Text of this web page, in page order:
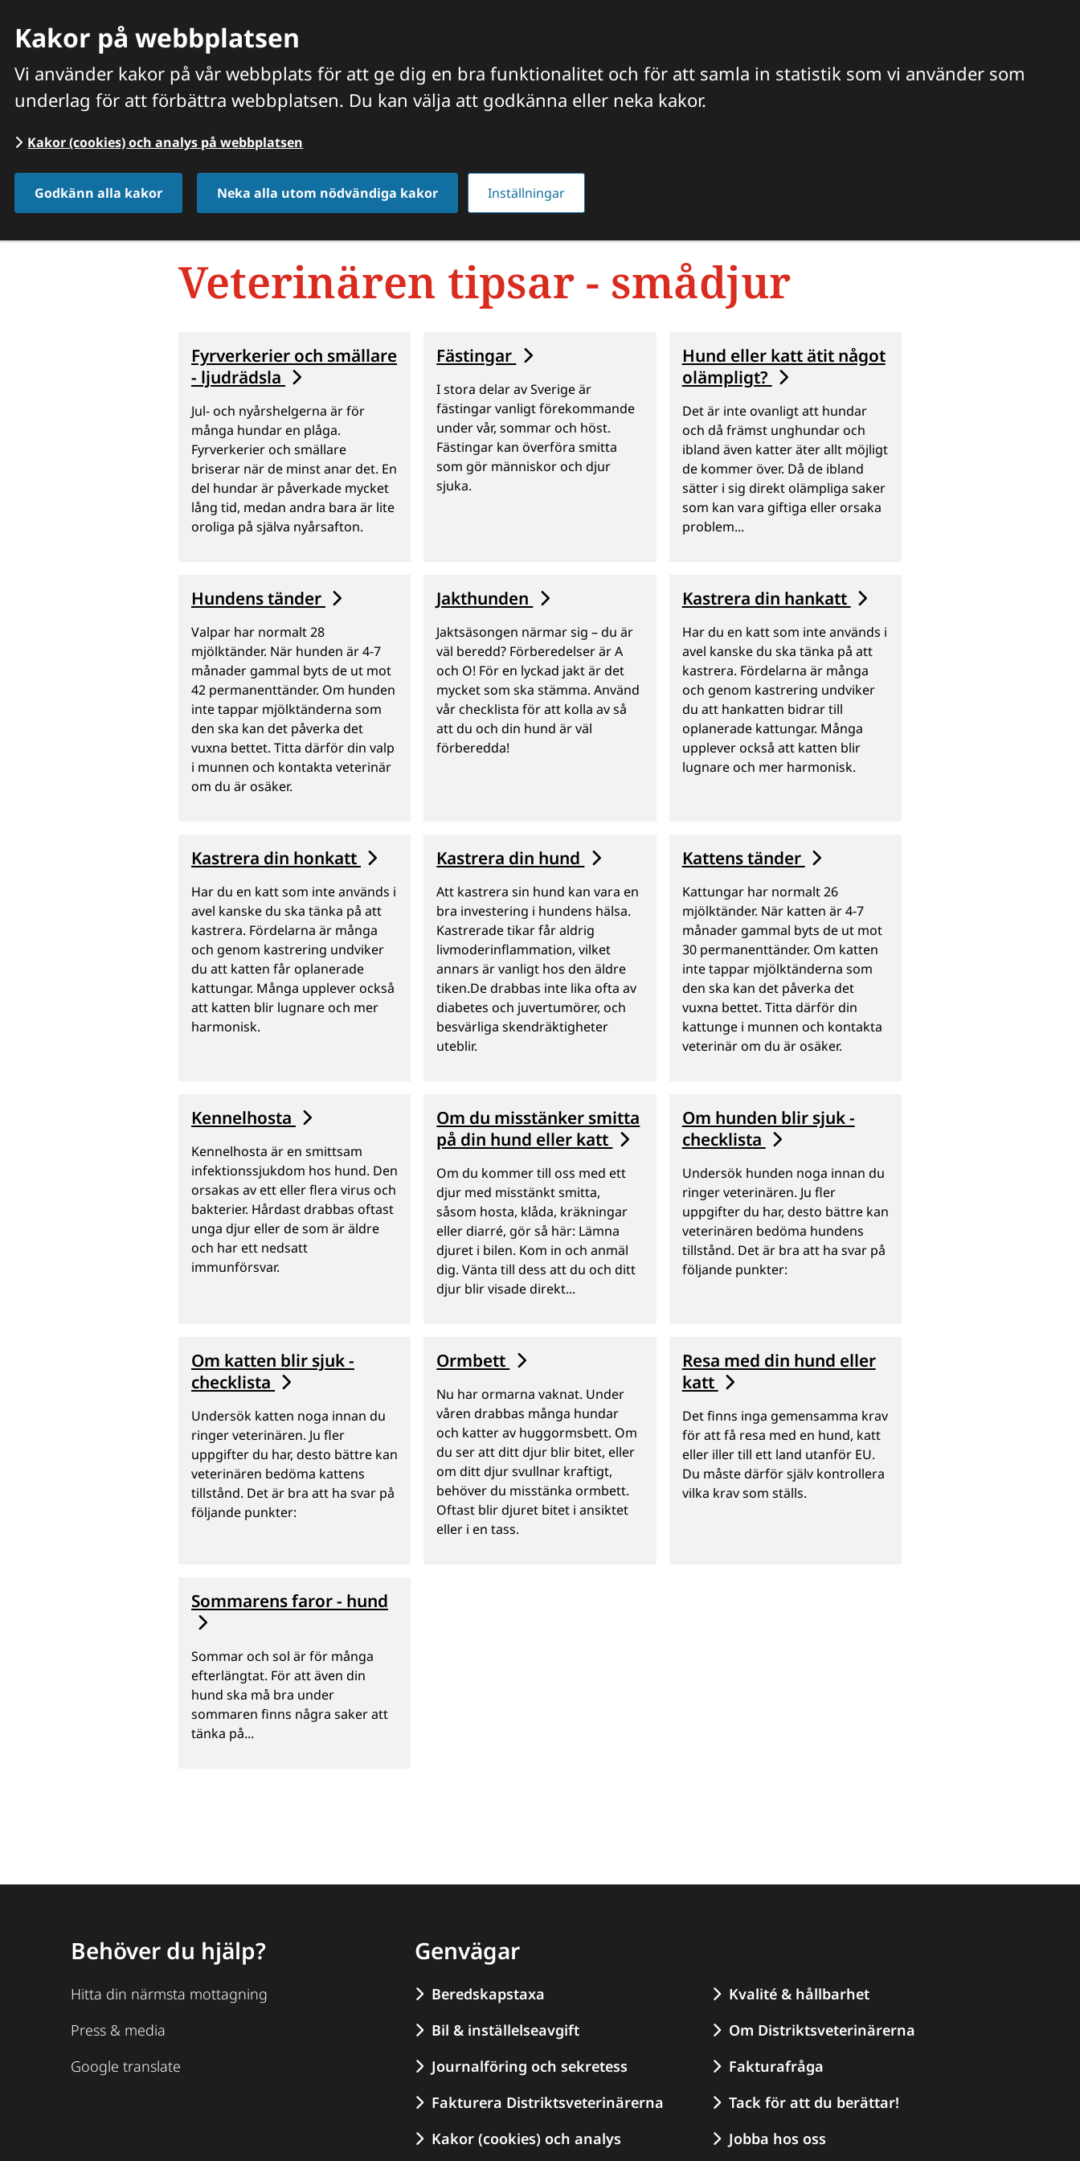
Kakor på webbplatsen
Vi använder kakor på vår webbplats för att ge dig en bra funktionalitet och för att samla in statistik som vi använder som
underlag för att förbättra webbplatsen. Du kan välja att godkänna eller neka kakor.
Kakor (cookies) och analys på webbplatsen
Godkänn alla kakor Neka alla utom nödvändiga kakor Inställningar
Hitta veterinär
HITTA VETERINÄR VÅRA PRISER OCH TJÄNSTER OFFICIELLA INTYG VETERINÄREN TIPSAR
Veterinären tipsar
Veterinären tipsar - smådjur
Landningsmeny
Fyrverkerier och smällare
- ljudrädsla
Jul- och nyårshelgerna är för
många hundar en plåga.
Fyrverkerier och smällare
briserar när de minst anar det. En
del hundar är påverkade mycket
lång tid, medan andra bara är lite
oroliga på själva nyårsafton.
Fästingar
I stora delar av Sverige är
fästingar vanligt förekommande
under vår, sommar och höst.
Fästingar kan överföra smitta
som gör människor och djur
sjuka.
Hund eller katt ätit något
olämpligt?
Det är inte ovanligt att hundar
och då främst unghundar och
ibland även katter äter allt möjligt
de kommer över. Då de ibland
sätter i sig direkt olämpliga saker
som kan vara giftiga eller orsaka
problem...
Hundens tänder
Valpar har normalt 28
mjölktänder. När hunden är 4-7
månader gammal byts de ut mot
42 permanenttänder. Om hunden
inte tappar mjölktänderna som
den ska kan det påverka det
vuxna bettet. Titta därför din valp
i munnen och kontakta veterinär
om du är osäker.
Jakthunden
Jaktsäsongen närmar sig – du är
väl beredd? Förberedelser är A
och O! För en lyckad jakt är det
mycket som ska stämma. Använd
vår checklista för att kolla av så
att du och din hund är väl
förberedda!
Kastrera din hankatt
Har du en katt som inte används i
avel kanske du ska tänka på att
kastrera. Fördelarna är många
och genom kastrering undviker
du att hankatten bidrar till
oplanerade kattungar. Många
upplever också att katten blir
lugnare och mer harmonisk.
Kastrera din honkatt
Har du en katt som inte används i
avel kanske du ska tänka på att
kastrera. Fördelarna är många
och genom kastrering undviker
du att katten får oplanerade
kattungar. Många upplever också
att katten blir lugnare och mer
harmonisk.
Kastrera din hund
Att kastrera sin hund kan vara en
bra investering i hundens hälsa.
Kastrerade tikar får aldrig
livmoderinflammation, vilket
annars är vanligt hos den äldre
tiken.De drabbas inte lika ofta av
diabetes och juvertumörer, och
besvärliga skendräktigheter
uteblir.
Kattens tänder
Kattungar har normalt 26
mjölktänder. När katten är 4-7
månader gammal byts de ut mot
30 permanenttänder. Om katten
inte tappar mjölktänderna som
den ska kan det påverka det
vuxna bettet. Titta därför din
kattunge i munnen och kontakta
veterinär om du är osäker.
Kennelhosta
Kennelhosta är en smittsam
infektionssjukdom hos hund. Den
orsakas av ett eller flera virus och
bakterier. Hårdast drabbas oftast
unga djur eller de som är äldre
och har ett nedsatt
immunförsvar.
Om du misstänker smitta
på din hund eller katt
Om du kommer till oss med ett
djur med misstänkt smitta,
såsom hosta, klåda, kräkningar
eller diarré, gör så här: Lämna
djuret i bilen. Kom in och anmäl
dig. Vänta till dess att du och ditt
djur blir visade direkt...
Om hunden blir sjuk -
checklista
Undersök hunden noga innan du
ringer veterinären. Ju fler
uppgifter du har, desto bättre kan
veterinären bedöma hundens
tillstånd. Det är bra att ha svar på
följande punkter:
Om katten blir sjuk -
checklista
Undersök katten noga innan du
ringer veterinären. Ju fler
uppgifter du har, desto bättre kan
veterinären bedöma kattens
tillstånd. Det är bra att ha svar på
följande punkter:
Ormbett
Nu har ormarna vaknat. Under
våren drabbas många hundar
och katter av huggormsbett. Om
du ser att ditt djur blir bitet, eller
om ditt djur svullnar kraftigt,
behöver du misstänka ormbett.
Oftast blir djuret bitet i ansiktet
eller i en tass.
Resa med din hund eller
katt
Det finns inga gemensamma krav
för att få resa med en hund, katt
eller iller till ett land utanför EU.
Du måste därför själv kontrollera
vilka krav som ställs.
Sommarens faror - hund
Sommar och sol är för många
efterlängtat. För att även din
hund ska må bra under
sommaren finns några saker att
tänka på...
Behöver du hjälp?
Hitta din närmsta mottagning
Press & media
Google translate
Genvägar
Beredskapstaxa
Kvalité & hållbarhet
Bil & inställelseavgift
Om Distriktsveterinärerna
Journalföring och sekretess
Fakturafråga
Fakturera Distriktsveterinärerna
Tack för att du berättar!
Kakor (cookies) och analys
Jobba hos oss